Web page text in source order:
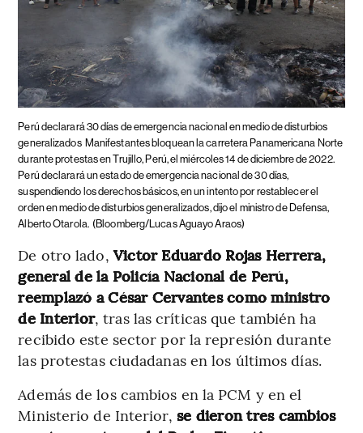
Perú declarará 30 días de emergencia nacional en medio de disturbios
generalizados Manifestantes bloquean la carretera Panamericana Norte
durante protestas en Trujillo, Perú, el miércoles 14 de diciembre de 2022.
Perú declarará un estado de emergencia nacional de 30 días,
suspendiendo los derechos básicos, en un intento por restablecer el
orden en medio de disturbios generalizados, dijo el ministro de Defensa,
Alberto Otarola. (Bloomberg/Lucas Aguayo Araos)
De otro lado,Victor Eduardo Rojas Herrera,
general de la Policía Nacional de Perú,
reemplazó a César Cervantes como ministro
de Interior, tras las críticas que también ha
recibido este sector por la represión durante
las protestas ciudadanas en los últimos días.
Además de los cambios en la PCM y en el
Ministerio de Interior, se dieron tres cambios